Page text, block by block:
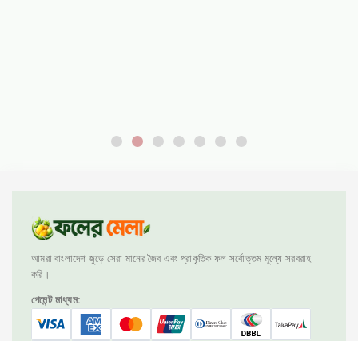
আমরা বাংলাদেশ জুড়ে সেরা মানের জৈব এবং প্রাকৃতিক ফল সর্বোত্তম মূল্যে সরবরাহ
করি।
পেমেন্ট মাধ্যম: